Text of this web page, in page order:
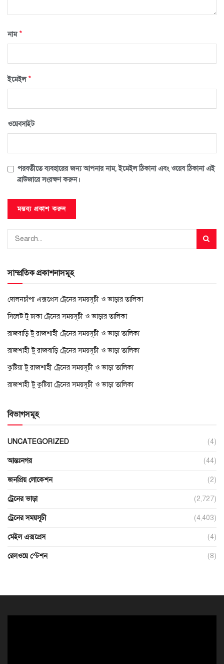
নাম*
ইমেইল*
ওয়েবসাইট
পরবর্তীতে ব্যবহারের জন্য আপনার নাম, ইমেইল ঠিকানা এবং ওয়েব ঠিকানা এই
ব্রাউজারে সংরক্ষণ করুন।
সাম্প্রতিক প্রকাশনাসমূহ
দোলনচাঁপা এক্সপ্রেস ট্রেনের সময়সূচী ও ভাড়ার তালিকা
সিলেট টু ঢাকা ট্রেনের সময়সূচী ও ভাড়ার তালিকা
রাজবাড়ি টু রাজশাহী ট্রেনের সময়সূচী ও ভাড়া তালিকা
রাজশাহী টু রাজবাড়ি ট্রেনের সময়সূচী ও ভাড়া তালিকা
কুষ্টিয়া টু রাজশাহী ট্রেনের সময়সূচী ও ভাড়া তালিকা
রাজশাহী টু কুষ্টিয়া ট্রেনের সময়সূচী ও ভাড়া তালিকা
বিভাগসমূহ
UNCATEGORIZED (4)
আন্তঃনগর (44)
জনপ্রিয় লোকেশন (2)
ট্রেনের ভাড়া (2,727)
ট্রেনের সময়সূচী (4,403)
মেইল এক্সপ্রেস (4)
রেলওয়ে স্টেশন (8)